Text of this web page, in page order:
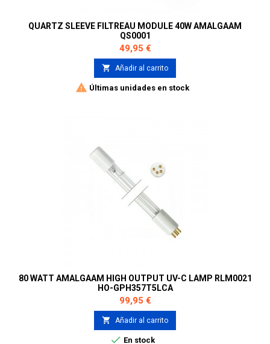
QUARTZ SLEEVE FILTREAU MODULE 40W AMALGAAM
QS0001
Precio
49,95 €
 Añadir al carrito
 Últimas unidades en stock
80 WATT AMALGAAM HIGH OUTPUT UV-C LAMP RLM0021
HO-GPH357T5LCA
Precio
99,95 €
 Añadir al carrito
 En stock